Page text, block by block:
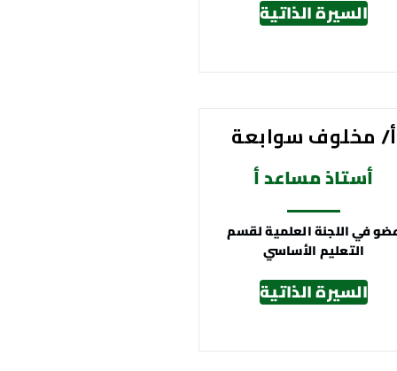
السيرة الذاتية
أ/ مخلوف سوابعة
أستاذ مساعد أ
في اللجنة العلمية لقسم
التعليم الأساسي
السيرة الذاتية